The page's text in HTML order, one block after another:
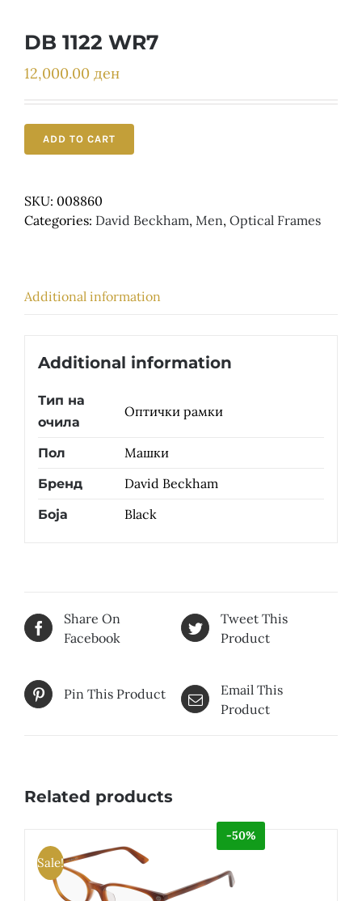
DB 1122 WR7
12,000.00 ден
ADD TO CART
SKU: 008860
Categories: David Beckham, Men, Optical Frames
Additional information
Additional information
Тип на
очила
Оптички рамки
Пол Машки
Бренд David Beckham
Боја Black
Share On
Facebook
Tweet This
Product
Pin This Product
Email This
Product
Related products
Sale!
-50%